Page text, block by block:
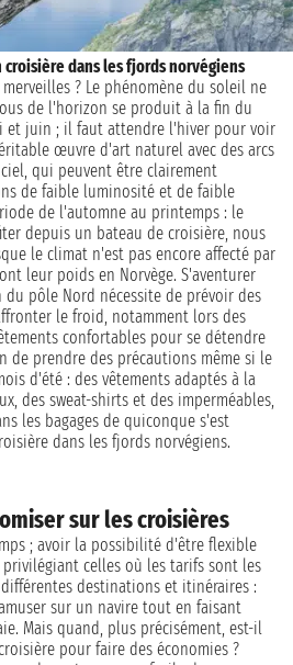
dans les fjords norvégiens
? Le phénomène du soleil ne
de l'horizon se produit à la fin du
et juin ; il faut attendre l'hiver pour voir
œuvre d'art naturel avec des arcs
qui peuvent être clairement
de faible luminosité et de faible
de l'automne au printemps : le
depuis un bateau de croisière, nous
le climat n'est pas encore affecté par
leur poids en Norvège. S'aventurer
pôle Nord nécessite de prévoir des
le froid, notamment lors des
confortables pour se détendre
de prendre des précautions même si le
d'été : des vêtements adaptés à la
des sweat-shirts et des imperméables,
les bagages de quiconque s'est
dans les fjords norvégiens.
sur les croisières
; avoir la possibilité d'être flexible
celles où les tarifs sont les
destinations et itinéraires :
sur un navire tout en faisant
Mais quand, plus précisément, est-il
pour faire des économies ?